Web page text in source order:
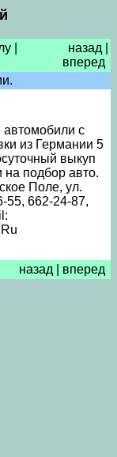
назад
вперед
с
из Германии 5
выкуп
на подбор авто.
Поле, ул.
55, 662-24-87,
назад вперед